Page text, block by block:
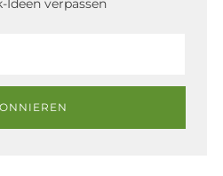
Ideen verpassen